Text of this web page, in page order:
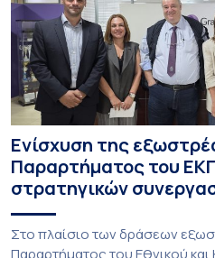
Ενίσχυση της
Παραρτήματος του
στρατηγικών
Στο πλαίσιο των δράσεων